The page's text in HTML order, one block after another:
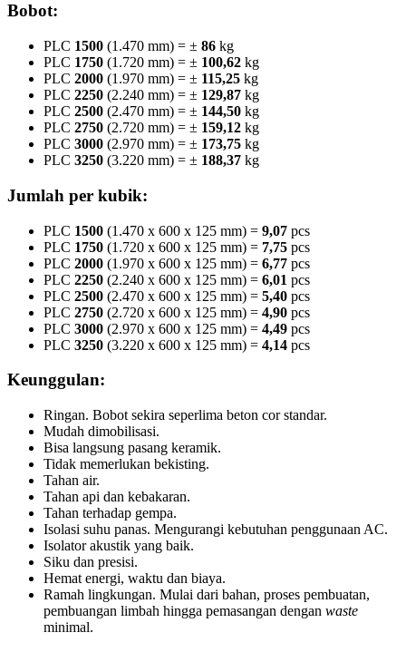
Bobot:
PLC 1500 (1.470 mm) = ± 86 kg
PLC 1750 (1.720 mm) = ± 100,62 kg
PLC 2000 (1.970 mm) = ± 115,25 kg
PLC 2250 (2.240 mm) = ± 129,87 kg
PLC 2500 (2.470 mm) = ± 144,50 kg
PLC 2750 (2.720 mm) = ± 159,12 kg
PLC 3000 (2.970 mm) = ± 173,75 kg
PLC 3250 (3.220 mm) = ± 188,37 kg
Jumlah per kubik:
PLC 1500 (1.470 x 600 x 125 mm) = 9,07 pcs
PLC 1750 (1.720 x 600 x 125 mm) = 7,75 pcs
PLC 2000 (1.970 x 600 x 125 mm) = 6,77 pcs
PLC 2250 (2.240 x 600 x 125 mm) = 6,01 pcs
PLC 2500 (2.470 x 600 x 125 mm) = 5,40 pcs
PLC 2750 (2.720 x 600 x 125 mm) = 4,90 pcs
PLC 3000 (2.970 x 600 x 125 mm) = 4,49 pcs
PLC 3250 (3.220 x 600 x 125 mm) = 4,14 pcs
Keunggulan:
Ringan. Bobot sekira seperlima beton cor standar.
Mudah dimobilisasi.
Bisa langsung pasang keramik.
Tidak memerlukan bekisting.
Tahan air.
Tahan api dan kebakaran.
Tahan terhadap gempa.
Isolasi suhu panas. Mengurangi kebutuhan penggunaan AC.
Isolator akustik yang baik.
Siku dan presisi.
Hemat energi, waktu dan biaya.
Ramah lingkungan. Mulai dari bahan, proses pembuatan,
pembuangan limbah hingga pemasangan dengan waste
minimal.